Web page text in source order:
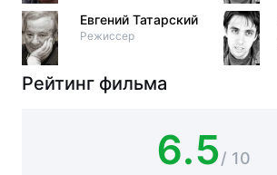
Евгений Татарский
Режиссер
Рейтинг фильма
6.5/ 10